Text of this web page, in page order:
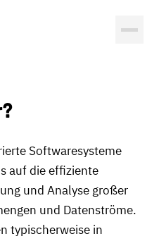
Softwaresysteme
auf die effiziente
und Analyse großer
und Datenströme.
typischerweise in